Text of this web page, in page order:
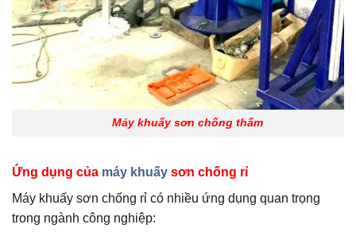
Máy khuấy sơn chống thấm
Ứng dụng của máy khuấy sơn chống rỉ
Máy khuấy sơn chống rỉ có nhiều ứng dụng quan trọng
trong ngành công nghiệp: